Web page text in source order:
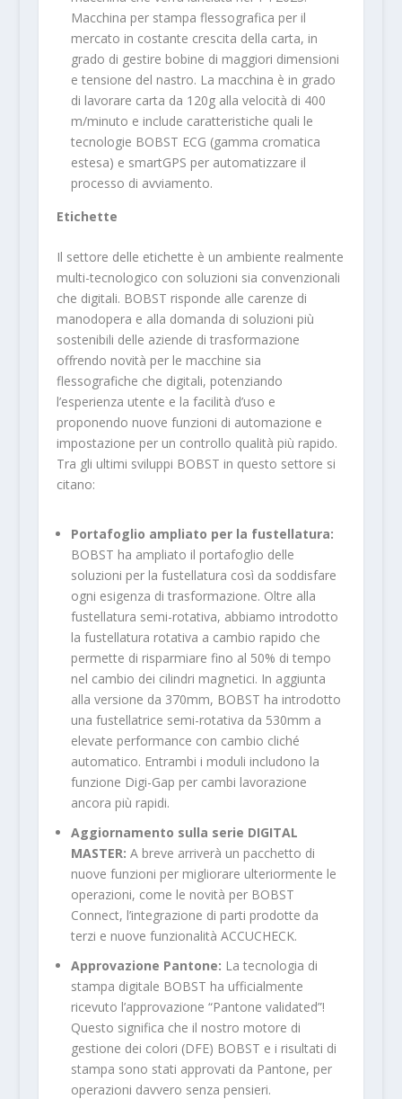
Macchina per stampa flessografica per il
mercato in costante crescita della carta, in
grado di gestire bobine di maggiori dimensioni
e tensione del nastro. La macchina è in grado
di lavorare carta da 120g alla velocità di 400
m/minuto e include caratteristiche quali le
tecnologie BOBST ECG (gamma cromatica
estesa) e smartGPS per automatizzare il
processo di avviamento.
Etichette
Il settore delle etichette è un ambiente realmente
multi-tecnologico con soluzioni sia convenzionali
che digitali. BOBST risponde alle carenze di
manodopera e alla domanda di soluzioni più
sostenibili delle aziende di trasformazione
offrendo novità per le macchine sia
flessografiche che digitali, potenziando
l’esperienza utente e la facilità d’uso e
proponendo nuove funzioni di automazione e
impostazione per un controllo qualità più rapido.
Tra gli ultimi sviluppi BOBST in questo settore si
citano:
Portafoglio ampliato per la fustellatura:
BOBST ha ampliato il portafoglio delle
soluzioni per la fustellatura così da soddisfare
ogni esigenza di trasformazione. Oltre alla
fustellatura semi-rotativa, abbiamo introdotto
la fustellatura rotativa a cambio rapido che
permette di risparmiare fino al 50% di tempo
nel cambio dei cilindri magnetici. In aggiunta
alla versione da 370mm, BOBST ha introdotto
una fustellatrice semi-rotativa da 530mm a
elevate performance con cambio cliché
automatico. Entrambi i moduli includono la
funzione Digi-Gap per cambi lavorazione
ancora più rapidi.
Aggiornamento sulla serie DIGITAL
MASTER: A breve arriverà un pacchetto di
nuove funzioni per migliorare ulteriormente le
operazioni, come le novità per BOBST
Connect, l’integrazione di parti prodotte da
terzi e nuove funzionalità ACCUCHECK.
Approvazione Pantone: La tecnologia di
stampa digitale BOBST ha ufficialmente
ricevuto l’approvazione “Pantone validated”!
Questo significa che il nostro motore di
gestione dei colori (DFE) BOBST e i risultati di
stampa sono stati approvati da Pantone, per
operazioni davvero senza pensieri.